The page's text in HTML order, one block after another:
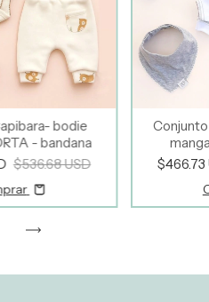
bodie
- bandana
$536.68 USD